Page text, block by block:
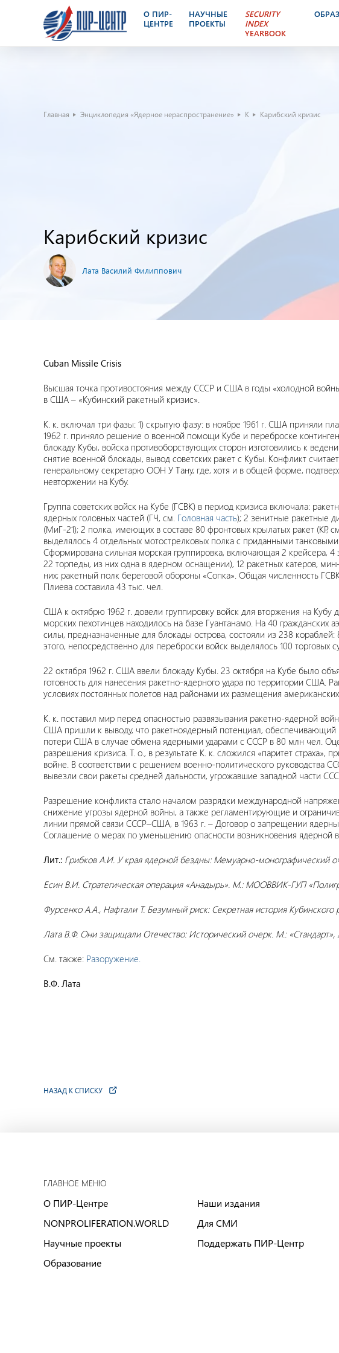
О ПИР-
ЦЕНТРЕ
НАУЧНЫЕ
ПРОЕКТЫ
SECURITY
INDEX
YEARBOOK
Главная Энциклопедия «Ядерное нераспространение» К Карибский кризис
Карибский кризис
Лата Василий Филиппович
Cuban Missile Crisis
Высшая точка противостояния между СССР и США в годы «холодной
в США – «Кубинский ракетный кризис».
К. к. включал три фазы: 1) скрытую фазу: в ноябре 1961 г. США приняли
1962 г. приняло решение о военной помощи Кубе и переброске
блокаду Кубы, войска противоборствующих сторон изготовились к
снятие военной блокады, вывод советских ракет с Кубы. Конфликт
генеральному секретарю ООН У Тану, где, хотя и в общей форме,
невторжении на Кубу.
Группа советских войск на Кубе (ГСВК) в период кризиса включала:
ядерных головных частей (ГЧ, см. Головная часть); 2 зенитные ракетные
(МиГ-21); 2 полка, имеющих в составе 80 фронтовых крылатых ракет (КР,
выделялось 4 отдельных мотострелковых полка с приданными
Сформирована сильная морская группировка, включающая 2 крейсера, 4
22 торпеды, из них одна в ядерном оснащении), 12 ракетных катеров,
них; ракетный полк береговой обороны «Сопка». Общая численность
Плиева составила 43 тыс. чел.
США к октябрю 1962 г. довели группировку войск для вторжения на
морских пехотинцев находилось на базе Гуантанамо. На 40
силы, предназначенные для блокады острова, состояли из 238
этого, непосредственно для переброски войск выделялось 100 торговых
22 октября 1962 г. США ввели блокаду Кубы. 23 октября на Кубе было
готовность для нанесения ракетно-ядерного удара по территории США.
условиях постоянных полетов над районами их размещения
К. к. поставил мир перед опасностью развязывания ракетно-ядерной
США пришли к выводу, что ракетноядерный потенциал,
потери США в случае обмена ядерными ударами с СССР в 80 млн чел.
разрешения кризиса. Т. о., в результате К. к. сложился «паритет
войне. В соответствии с решением военно-политического руководства
вывезли свои ракеты средней дальности, угрожавшие западной части
Разрешение конфликта стало началом разрядки международной
снижение угрозы ядерной войны, а также регламентирующие и
линии прямой связи СССР–США, в 1963 г. – Договор о запрещении
Соглашение о мерах по уменьшению опасности возникновения
Лит.: Грибков А.И. У края ядерной бездны: Мемуарно-монографический
Есин В.И. Стратегическая операция «Анадырь». М.: МООВВИК-ГУП
Фурсенко А.А., Нафтали Т. Безумный риск: Секретная история
Лата В.Ф. Они защищали Отечество: Исторический очерк. М.: «Стандарт»,
См. также: Разоружение.
В.Ф. Лата
НАЗАД К СПИСКУ
ГЛАВНОЕ МЕНЮ
О ПИР-Центре
NONPROLIFERATION.WORLD
Научные проекты
Образование
Наши издания
Для СМИ
Поддержать ПИР-Центр